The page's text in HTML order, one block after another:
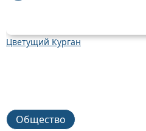
Цветущий Курган
Общество